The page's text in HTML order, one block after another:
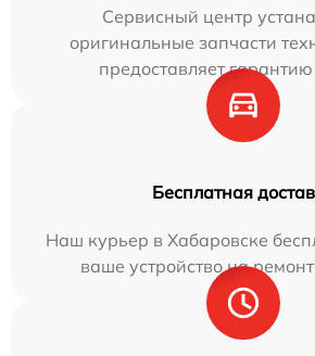
Сервисный центр
оригинальные запчасти
предоставляет гарантию
Бесплатная
Наш курьер в Хабаровске
ваше устройство на